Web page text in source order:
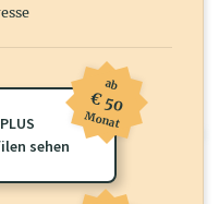
Sie dieses Profil frei
sehen
ab
€ 50
Monat